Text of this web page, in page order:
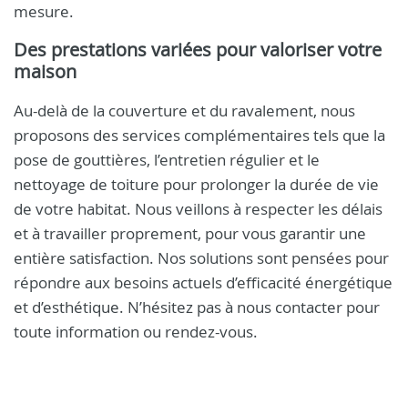
mesure.
Des prestations variées pour valoriser votre
maison
Au-delà de la couverture et du ravalement, nous
proposons des services complémentaires tels que la
pose de gouttières, l’entretien régulier et le
nettoyage de toiture pour prolonger la durée de vie
de votre habitat. Nous veillons à respecter les délais
et à travailler proprement, pour vous garantir une
entière satisfaction. Nos solutions sont pensées pour
répondre aux besoins actuels d’efficacité énergétique
et d’esthétique. N’hésitez pas à nous contacter pour
toute information ou rendez-vous.